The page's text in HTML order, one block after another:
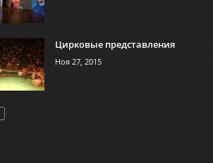
Цирковые представления
Ноя 27, 2015